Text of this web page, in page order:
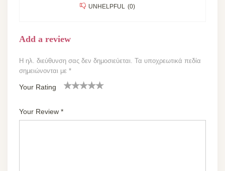
UNHELPFUL (0)
Add a review
Η ηλ. διεύθυνση σας δεν δημοσιεύεται. Τα υποχρεωτικά πεδία
σημειώνονται με *
Your Rating
π
5
αστέρι
Your Review *